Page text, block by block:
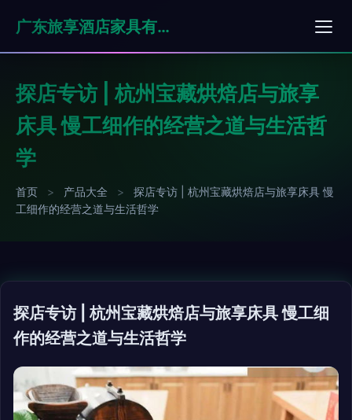
广东旅享酒店家具有限公司
探店专访 | 杭州宝藏烘焙店与旅享
床具 慢工细作的经营之道与生活哲
学
首页 > 产品大全 >
探店专访 | 杭州宝藏烘焙店与旅享床具 慢
工细作的经营之道与生活哲学
探店专访 | 杭州宝藏烘焙店与旅享床具 慢工细
作的经营之道与生活哲学